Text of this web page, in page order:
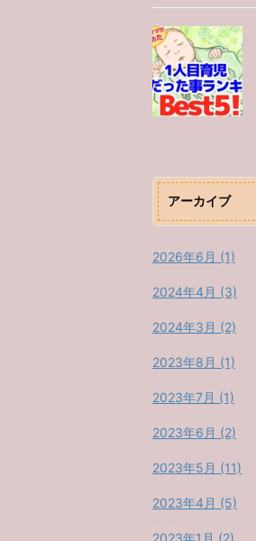
アーカイブ
2026年6月 (1)
2024年4月 (3)
2024年3月 (2)
2023年8月 (1)
2023年7月 (1)
2023年6月 (2)
2023年5月 (11)
2023年4月 (5)
2023年1月 (2)